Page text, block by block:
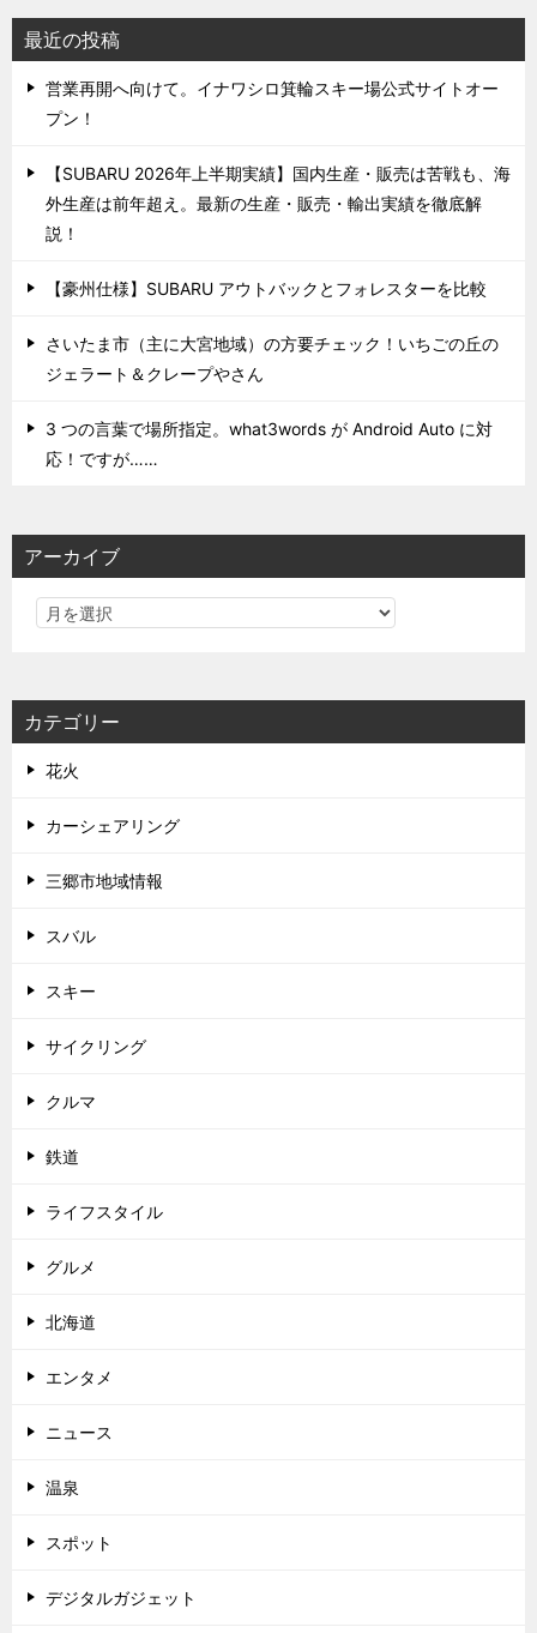
最近の投稿
営業再開へ向けて。イナワシロ箕輪スキー場公式サイトオー
プン！
【SUBARU 2026年上半期実績】国内生産・販売は苦戦も、海
外生産は前年超え。最新の生産・販売・輸出実績を徹底解
説！
【豪州仕様】SUBARU アウトバックとフォレスターを比較
さいたま市（主に大宮地域）の方要チェック！いちごの丘の
ジェラート＆クレープやさん
3 つの言葉で場所指定。what3words が Android Auto に対
応！ですが……
アーカイブ
カテゴリー
花火
カーシェアリング
三郷市地域情報
スバル
スキー
サイクリング
クルマ
鉄道
ライフスタイル
グルメ
北海道
エンタメ
ニュース
温泉
スポット
デジタルガジェット